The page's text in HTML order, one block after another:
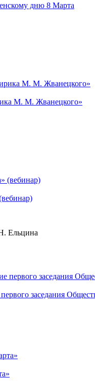
дню 8 Марта
М. М. Жванецкого»
Ельцина
заседания